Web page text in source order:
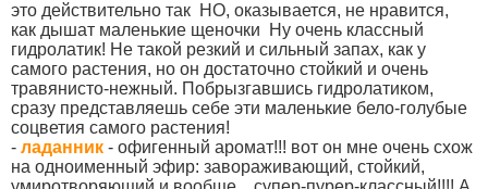
это действительно так НО, оказывается, не нравится,
как дышат маленькие щеночки
Ну очень классный
гидролатик! Не такой резкий и сильный запах, как у
самого растения, но он достаточно стойкий и очень
травянисто-нежный. Побрызгавшись гидролатиком,
сразу представляешь себе эти маленькие бело-голубые
соцветия самого растения!
- ладанник - офигенный аромат!!! вот он мне очень схож
на одноименный эфир: завораживающий, стойкий,